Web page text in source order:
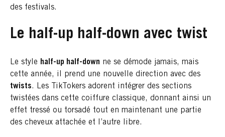
des festivals.
Le half-up half-down avec twist
Le style half-up half-down ne se démode jamais, mais
cette année, il prend une nouvelle direction avec des
twists. Les TikTokers adorent intégrer des sections
twistées dans cette coiffure classique, donnant ainsi un
effet tressé ou torsadé tout en maintenant une partie
des cheveux attachée et l’autre libre.